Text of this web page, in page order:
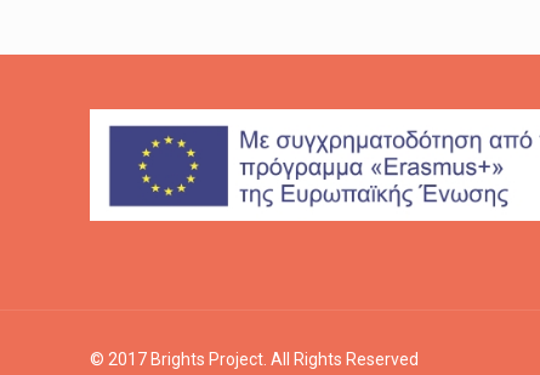
© 2017 Brights Project. All Rights Reserved